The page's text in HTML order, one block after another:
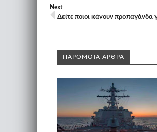
Next
Δείτε ποιοι κάνουν προπαγάνδα
ΠΑΡΟΜΟΙΑ ΑΡΘΡΑ